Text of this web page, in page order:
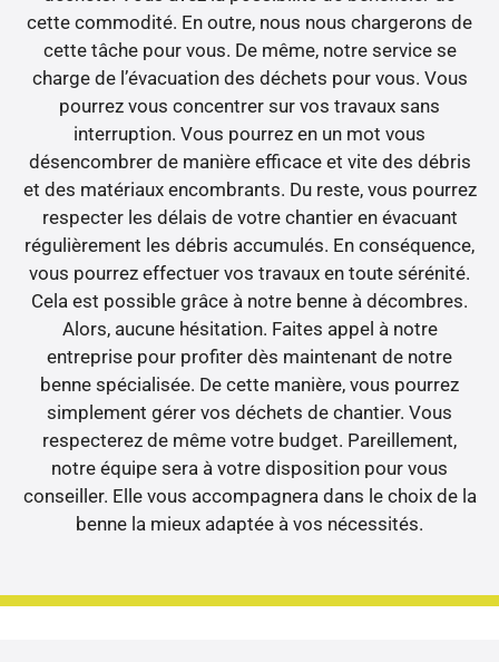
cette commodité. En outre, nous nous chargerons de
cette tâche pour vous. De même, notre service se
charge de l’évacuation des déchets pour vous. Vous
pourrez vous concentrer sur vos travaux sans
interruption. Vous pourrez en un mot vous
désencombrer de manière efficace et vite des débris
et des matériaux encombrants. Du reste, vous pourrez
respecter les délais de votre chantier en évacuant
régulièrement les débris accumulés. En conséquence,
vous pourrez effectuer vos travaux en toute sérénité.
Cela est possible grâce à notre benne à décombres.
Alors, aucune hésitation. Faites appel à notre
entreprise pour profiter dès maintenant de notre
benne spécialisée. De cette manière, vous pourrez
simplement gérer vos déchets de chantier. Vous
respecterez de même votre budget. Pareillement,
notre équipe sera à votre disposition pour vous
conseiller. Elle vous accompagnera dans le choix de la
benne la mieux adaptée à vos nécessités.